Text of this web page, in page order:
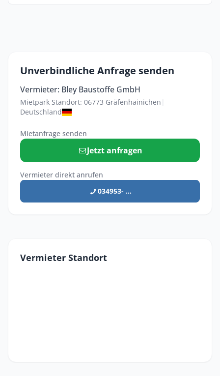
Unverbindliche Anfrage senden
Vermieter: Bley Baustoffe GmbH
Mietpark Standort: 06773 Gräfenhainichen |
Deutschland
Mietanfrage senden
Jetzt anfragen
Vermieter direkt anrufen
034953- ...
Vermieter Standort